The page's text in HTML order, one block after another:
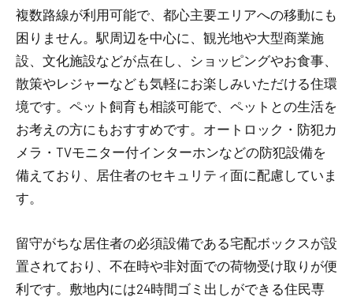
複数路線が利用可能で、都心主要エリアへの移動にも
困りません。駅周辺を中心に、観光地や大型商業施
設、文化施設などが点在し、ショッピングやお食事、
散策やレジャーなども気軽にお楽しみいただける住環
境です。ペット飼育も相談可能で、ペットとの生活を
お考えの方にもおすすめです。オートロック・防犯カ
メラ・TVモニター付インターホンなどの防犯設備を
備えており、居住者のセキュリティ面に配慮していま
す。
留守がちな居住者の必須設備である宅配ボックスが設
置されており、不在時や非対面での荷物受け取りが便
利です。敷地内には24時間ゴミ出しができる住民専